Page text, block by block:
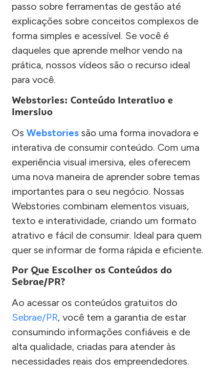
passo sobre ferramentas de gestão até
explicações sobre conceitos complexos de
forma simples e acessível. Se você é
daqueles que aprende melhor vendo na
prática, nossos vídeos são o recurso ideal
para você.
Webstories: Conteúdo Interativo e
Imersivo
Os Webstories são uma forma inovadora e
interativa de consumir conteúdo. Com uma
experiência visual imersiva, eles oferecem
uma nova maneira de aprender sobre temas
importantes para o seu negócio. Nossas
Webstories combinam elementos visuais,
texto e interatividade, criando um formato
atrativo e fácil de consumir. Ideal para quem
quer se informar de forma rápida e eficiente.
Por Que Escolher os Conteúdos do
Sebrae/PR?
Ao acessar os conteúdos gratuitos do
Sebrae/PR, você tem a garantia de estar
consumindo informações confiáveis e de
alta qualidade, criadas para atender às
necessidades reais dos empreendedores.